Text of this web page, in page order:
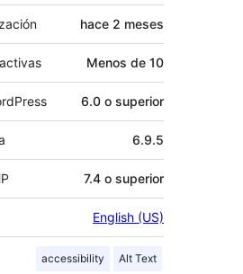
hace 2 meses
Menos de 10
6.0 o superior
6.9.5
7.4 o superior
English (US)
accessibility Alt Text